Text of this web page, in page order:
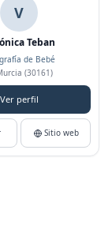
V
Teban
de Bebé
(30161)
Ver perfil
Sitio web